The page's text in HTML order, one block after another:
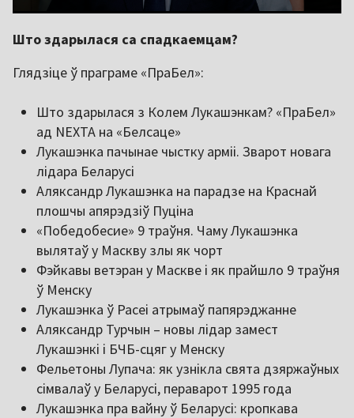
Што здарылася са спадкаемцам?
Глядзіце ў праграме «ПраБел»:
Што здарылася з Колем Лукашэнкам? «ПраБел»
ад NEXTA на «Белсаце»
Лукашэнка пачынае чыстку арміі. Зварот новага
лідара Беларусі
Аляксандр Лукашэнка на парадзе на Краснай
плошчы апярэдзіў Пуціна
«Победобесие» 9 траўня. Чаму Лукашэнка
вылятаў у Маскву злы як чорт
Фэйкавы ветэран у Маскве і як прайшло 9 траўня
ў Менску
Лукашэнка ў Расеі атрымаў папярэджанне
Аляксандр Турчын – новы лідар замест
Лукашэнкі і БЧБ-сцяг у Менску
Фельетоны Лупача: як узнікла свята дзяржаўных
сімвалаў у Беларусі, пераварот 1995 года
Лукашэнка пра вайну ў Беларусі: кропкава